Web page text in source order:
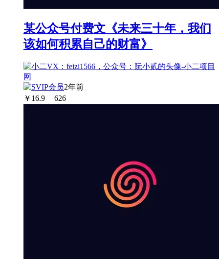
某公众号付费文《未来三十年，我们
该如何积累自己的财富》
2年前
￥ 16.9 626